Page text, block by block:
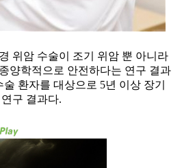
위암 수술이 조기 위암 뿐 아니라
양학적으로 안전하다는 연구 결과
환자를 대상으로 5년 이상 장기
구 결과다.